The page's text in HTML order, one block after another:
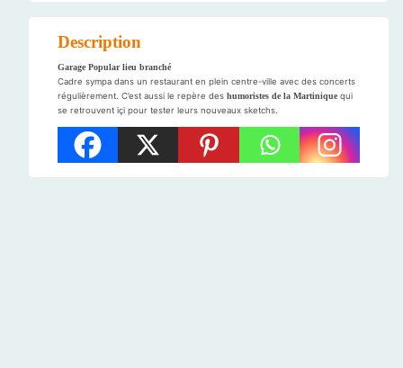
Description
Garage Popular lieu branché
Cadre sympa dans un restaurant en plein centre-ville avec des concerts
régulièrement. C’est aussi le repère des humoristes de la Martinique qui
se retrouvent içi pour tester leurs nouveaux sketchs.